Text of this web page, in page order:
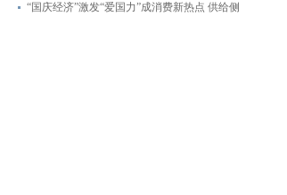
“国庆经济”激发“爱国力”成消费新热点 供给侧